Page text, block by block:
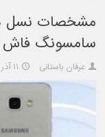
سامسونگ
عرفان باستانی ۱۱ آذر ۱۳۹۴ ساعت ۱۶:۰۱